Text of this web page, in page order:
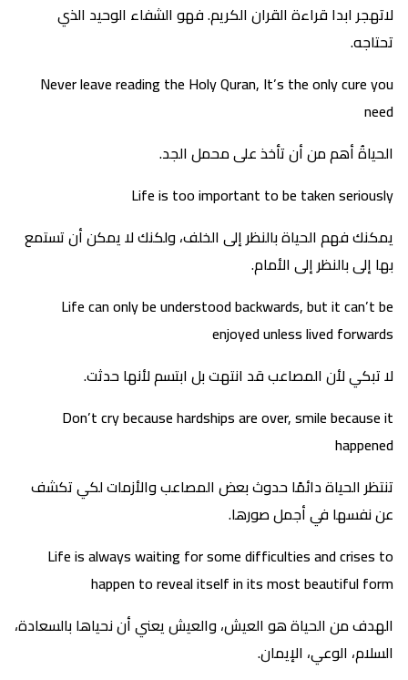
لاتهجر ابدا قراءة القران الكريم. فهو الشفاء الوحيد الذي
تحتاجه.
Never leave reading the Holy Quran, It’s the only cure you
need
الحياةُ أهم من أن تأخذ على محمل الجد.
Life is too important to be taken seriously
يمكنك فهم الحياة بالنظر إلى الخلف، ولكنك لا يمكن أن تستمع
بها إلى بالنظر إلى الأمام.
Life can only be understood backwards, but it can’t be
enjoyed unless lived forwards
لا تبكي لأن المصاعب قد انتهت بل ابتسم لأنها حدثت.
Don’t cry because hardships are over, smile because it
happened
تنتظر الحياة دائمًا حدوث بعض المصاعب والأزمات لكي تكشف
عن نفسها في أجمل صورها.
Life is always waiting for some difficulties and crises to
happen to reveal itself in its most beautiful form
الهدف من الحياة هو العيش، والعيش يعني أن نحياها بالسعادة،
السلام، الوعي، الإيمان.